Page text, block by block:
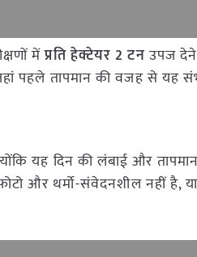
मेंप्रति हेक्टेयर 2 टनउपज देने
पहले तापमान की वजह से यह
यह दिन की लंबाई और
और थर्मो-संवेदनशील नहीं है,